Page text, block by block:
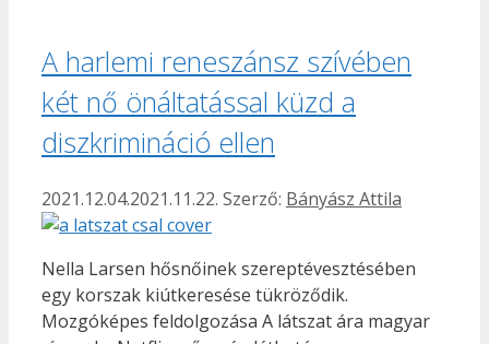
A harlemi reneszánsz szívében
két nő önáltatással küzd a
diszkrimináció ellen
2021.12.04.2021.11.22. Szerző: Bányász Attila
Nella Larsen hősnőinek szereptévesztésében
egy korszak kiútkeresése tükröződik.
Mozgóképes feldolgozása A látszat ára magyar